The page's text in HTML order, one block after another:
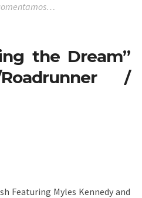
comentamos…
the Dream”
/
Featuring Myles Kennedy and